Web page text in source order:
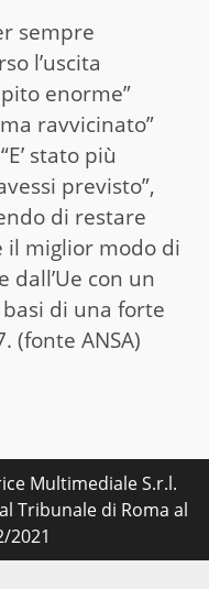
sempre
l’uscita
enorme”
ravvicinato”
stato più
previsto”,
di restare
il miglior modo di
dall’Ue con un
di una forte
(fonte ANSA)
Multimediale S.r.l.
Tribunale di Roma al
2021